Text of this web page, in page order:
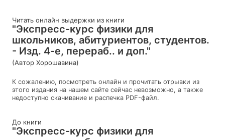
Читать онлайн выдержки из книги
"Экспресс-курс физики для
школьников, абитуриентов, студентов.
- Изд. 4-е, перераб.. и доп."
(Автор Хорошавина)
К сожалению, посмотреть онлайн и прочитать отрывки из
этого издания на нашем сайте сейчас невозможно, а также
недоступно скачивание и распечка PDF-файл.
До книги
"Экспресс-курс физики для